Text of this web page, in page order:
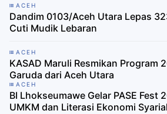
ACEH
Dandim 0103/Aceh Utara Lepas
Cuti Mudik Lebaran
ACEH
KASAD Maruli Resmikan Program
Garuda dari Aceh Utara
ACEH
BI Lhokseumawe Gelar PASE Fest
UMKM dan Literasi Ekonomi